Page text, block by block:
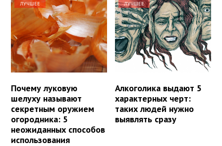
ЛУЧШЕЕ
Почему луковую
шелуху называют
секретным оружием
огородника: 5
неожиданных способов
использования
ЛУЧШЕЕ
Алкоголика выдают 5
характерных черт:
таких людей нужно
выявлять сразу